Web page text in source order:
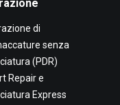
di
senza
(PDR)
Repair e
Express